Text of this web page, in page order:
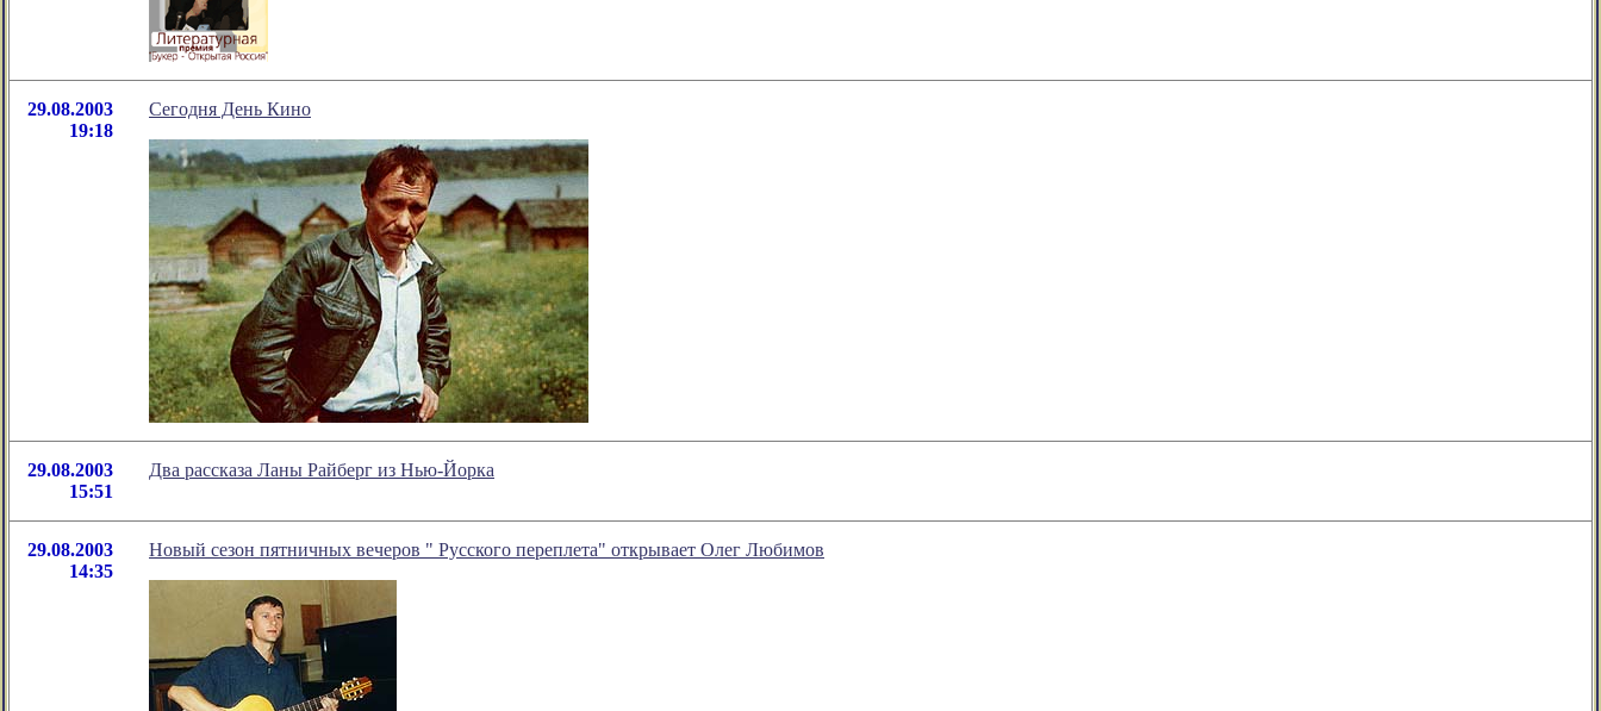
29.08.2003
19:18
Сегодня День Кино
29.08.2003
15:51
Два рассказа Ланы Райберг из Нью-Йорка
29.08.2003
14:35
Новый сезон пятничных вечеров " Русского переплета" открывает Олег Любимов